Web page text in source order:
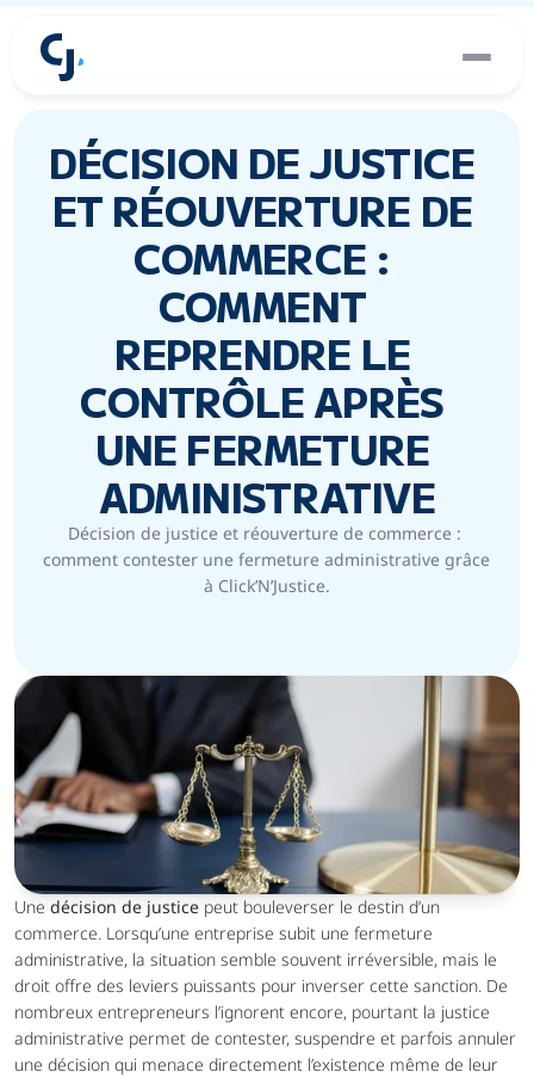
DÉCISION DE JUSTICE
ET RÉOUVERTURE DE
COMMERCE :
COMMENT
REPRENDRE LE
CONTRÔLE APRÈS
UNE FERMETURE
ADMINISTRATIVE
Décision de justice et réouverture de commerce :
comment contester une fermeture administrative grâce
à Click’N’Justice.
Une décision de justice peut bouleverser le destin d’un
commerce. Lorsqu’une entreprise subit une fermeture
administrative, la situation semble souvent irréversible, mais le
droit offre des leviers puissants pour inverser cette sanction. De
nombreux entrepreneurs l’ignorent encore, pourtant la justice
administrative permet de contester, suspendre et parfois annuler
une décision qui menace directement l’existence même de leur